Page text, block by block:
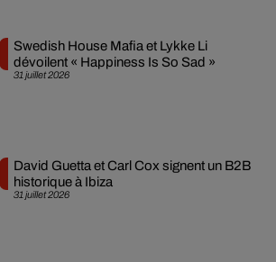
31 juillet 2026
Swedish House Mafia et Lykke Li
dévoilent « Happiness Is So Sad »
31 juillet 2026
David Guetta et Carl Cox signent un B2B
historique à Ibiza